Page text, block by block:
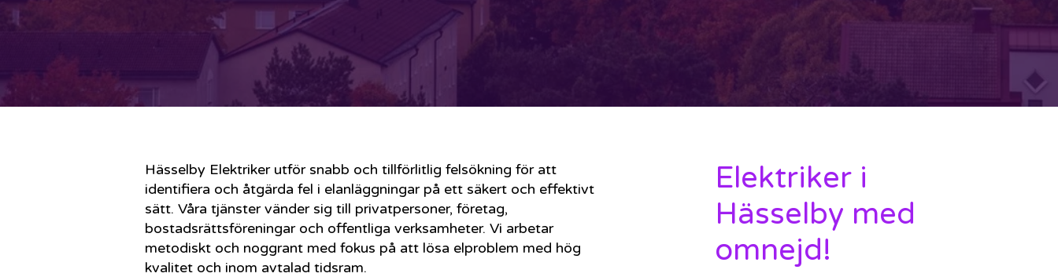
Hässelby Elektriker utför snabb och tillförlitlig felsökning för att
identifiera och åtgärda fel i elanläggningar på ett säkert och effektivt
sätt. Våra tjänster vänder sig till privatpersoner, företag,
bostadsrättsföreningar och offentliga verksamheter. Vi arbetar
metodiskt och noggrant med fokus på att lösa elproblem med hög
kvalitet och inom avtalad tidsram.
Elektriker i
Hässelby med
omnejd!